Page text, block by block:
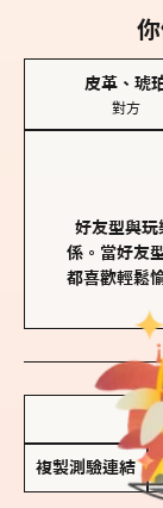
皮革、琥
對方
好友型與玩
係。當好友
都喜歡輕鬆
複製測驗連結